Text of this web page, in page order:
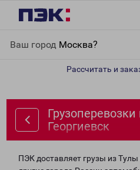
Ваш город Москва?
Рассчитать и
Георгиевск
ПЭК доставляет грузы из Тулы